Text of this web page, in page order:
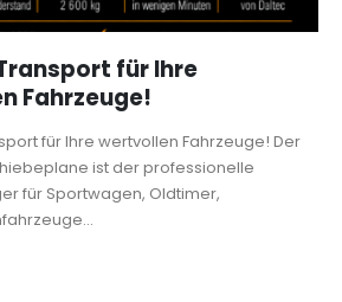
für Ihre
Fahrzeuge!
für Ihre wertvollen Fahrzeuge! Der
ist der professionelle
für Sportwagen, Oldtimer,